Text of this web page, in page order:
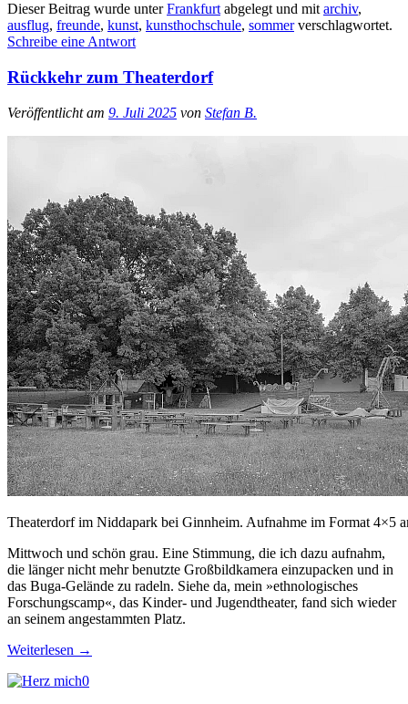
Dieser Beitrag wurde unterFrankfurt abgelegt und mit archiv,
ausflug, freunde, kunst, kunsthochschule, sommerverschlagwortet.
Schreibe eine Antwort
Rückkehr zum Theaterdorf
Veröffentlicht am 9. Juli 2025 von Stefan B.
Theaterdorf im Niddapark bei Ginnheim. Aufnahme im Format 4×5
Mittwoch und schön grau. Eine Stimmung, die ich dazu aufnahm,
die länger nicht mehr benutzte Großbildkamera einzupacken und in
das Buga-Gelände zu radeln. Siehe da, mein »ethnologisches
Forschungscamp«, das Kinder- und Jugendtheater, fand sich wieder
an seinem angestammten Platz.
Weiterlesen →
0